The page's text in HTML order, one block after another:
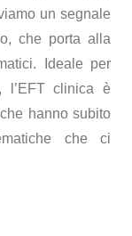
un segnale
che porta alla
Ideale per
l’EFT clinica è
hanno subito
che ci